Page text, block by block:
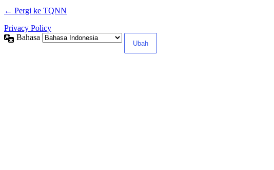
← Pergi ke TQNN
Privacy Policy
Bahasa